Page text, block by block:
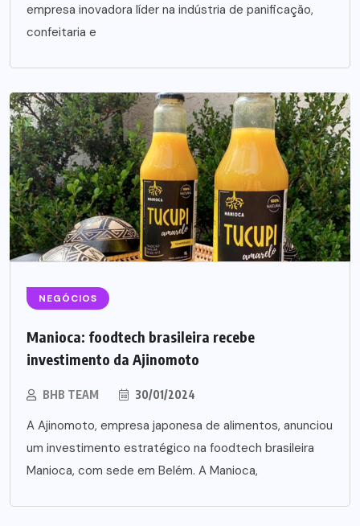
empresa inovadora líder na indústria de panificação,
confeitaria e
NEGÓCIOS
Manioca: foodtech brasileira recebe
investimento da Ajinomoto
BHB TEAM 30/01/2024
A Ajinomoto, empresa japonesa de alimentos, anunciou
um investimento estratégico na foodtech brasileira
Manioca, com sede em Belém. A Manioca,